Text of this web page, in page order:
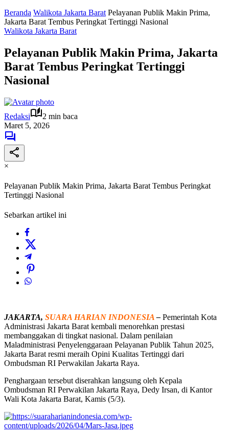
Beranda Walikota Jakarta Barat Pelayanan Publik Makin Prima,
Jakarta Barat Tembus Peringkat Tertinggi Nasional
Walikota Jakarta Barat
Pelayanan Publik Makin Prima, Jakarta
Barat Tembus Peringkat Tertinggi
Nasional
Redaksi
2 min baca
Maret 5, 2026
×
Pelayanan Publik Makin Prima, Jakarta Barat Tembus Peringkat
Tertinggi Nasional
Sebarkan artikel ini
JAKARTA, SUARA HARIAN INDONESIA – Pemerintah Kota
Administrasi Jakarta Barat kembali menorehkan prestasi
membanggakan di tingkat nasional. Dalam penilaian
Maladministrasi Penyelenggaraan Pelayanan Publik Tahun 2025,
Jakarta Barat resmi meraih Opini Kualitas Tertinggi dari
Ombudsman RI Perwakilan Jakarta Raya.
Penghargaan tersebut diserahkan langsung oleh Kepala
Ombudsman RI Perwakilan Jakarta Raya, Dedy Irsan, di Kantor
Wali Kota Jakarta Barat, Kamis (5/3).